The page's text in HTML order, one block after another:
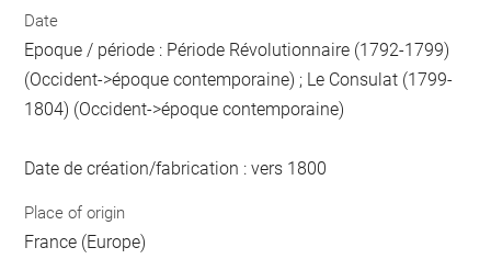
Date
Epoque / période : Période Révolutionnaire (1792-1799)
(Occident->époque contemporaine) ; Le Consulat (1799-
1804) (Occident->époque contemporaine)
Date de création/fabrication : vers 1800
Place of origin
France (Europe)